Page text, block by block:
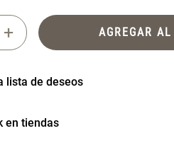
+ AGREGAR
en tiendas